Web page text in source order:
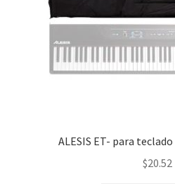
ALESIS ET- para
$20.52